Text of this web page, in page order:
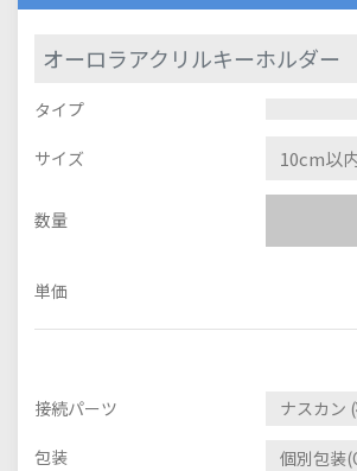
オーロラアクリルキーホルダー
タイプ
サイズ
数量
単価
接続パーツ
包装